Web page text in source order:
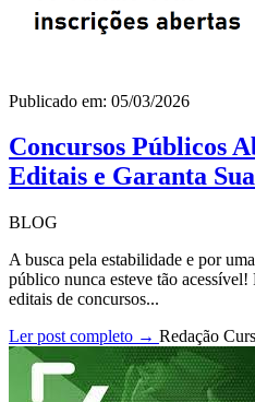
Publicado em: 05/03/2026
Concursos Públicos
Editais e Garanta
BLOG
A busca pela estabilidade e por
público nunca esteve tão
editais de concursos...
Ler post completo → Redação